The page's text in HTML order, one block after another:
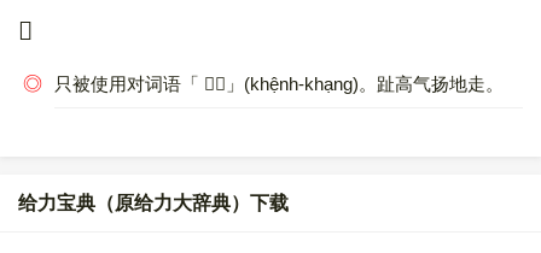
𠀗
◎ 只被使用对词语「 𠀗𠀖 」(khệnh-khạng)。趾高气扬地走。
给力宝典（原给力大辞典）下载